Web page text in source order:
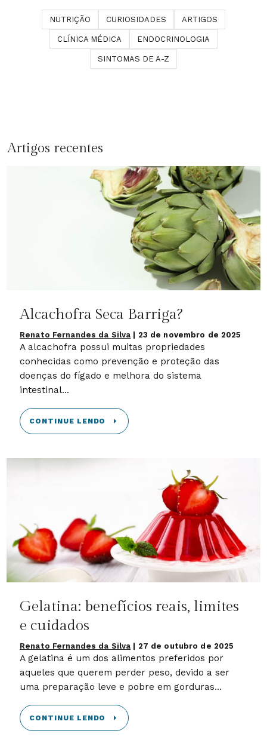
NUTRIÇÃO CURIOSIDADES ARTIGOS
CLÍNICA MÉDICA ENDOCRINOLOGIA
SINTOMAS DE A-Z
Artigos recentes
Alcachofra Seca Barriga?
Renato Fernandes da Silva 23 de novembro de 2025
A alcachofra possui muitas propriedades
conhecidas como prevenção e proteção das
doenças do fígado e melhora do sistema
intestinal...
CONTINUE LENDO
Gelatina: benefícios reais, limites
e cuidados
Renato Fernandes da Silva 27 de outubro de 2025
A gelatina é um dos alimentos preferidos por
aqueles que querem perder peso, devido a ser
uma preparação leve e pobre em gorduras...
CONTINUE LENDO